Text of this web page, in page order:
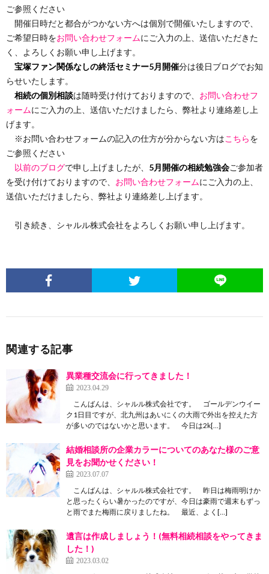
ご参照ください
開催日時だと都合がつかない方へは個別で開催いたしますので、
ご希望日時をお問い合わせフォームにご入力の上、送信いただきた
く、よろしくお願い申し上げます。
宝塚ファン関係なしの終活セミナー5月開催分は後日ブログでお知
らせいたします。
相続の個別相談は随時受け付けておりますので、 お問い合わせフ
ォームにご入力の上、送信いただけましたら、弊社より連絡差し上
げます。
※お問い合わせフォームの記入の仕方が分からない方はこちらを
ご参照ください
以前のブログで申し上げましたが、 5月開催の相続勉強会ご参加者
を受け付けておりますので、 お問い合わせフォームにご入力の上、
送信いただけましたら、弊社より連絡差し上げます。
引き続き、シャルル株式会社をよろしくお願い申し上げます。
関連する記事
異業種交流会に行ってきました！
2023.04.29
こんばんは、シャルル株式会社です。 ゴールデンウイー
ク1日目ですが、北九州はあいにくの大雨で外出を控えた方
が多いのではないかと思います。 今日は2k[…]
結婚相談所の企業カラーについてのあなた様のご意
見をお聞かせください！
2023.07.07
こんばんは、シャルル株式会社です。 昨日は梅雨明けか
と思ったくらい暑かったのですが、今日は豪雨で週末もずっ
と雨でまた梅雨に戻りましたね。 最近、よく[…]
遺言は作成しましょう！(無料相続相談をやってきま
した！)
2023.03.02